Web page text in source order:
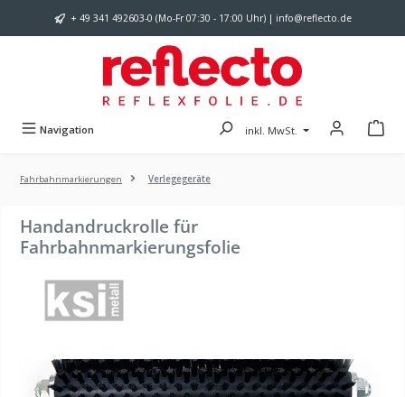
Zum Hauptinhalt springen
+ 49 341 492603-0 (Mo-Fr 07:30 - 17:00 Uhr) | info@reflecto.de
Navigation inkl. MwSt.
Fahrbahnmarkierungen Verlegegeräte
Handandruckrolle für
Fahrbahnmarkierungsfolie
Bildergalerie überspringen